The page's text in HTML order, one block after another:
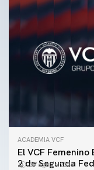
ACADEMIA VCF
El VCF
2 de Segunda
07 agosto 2026
PRIMER EQUIPO